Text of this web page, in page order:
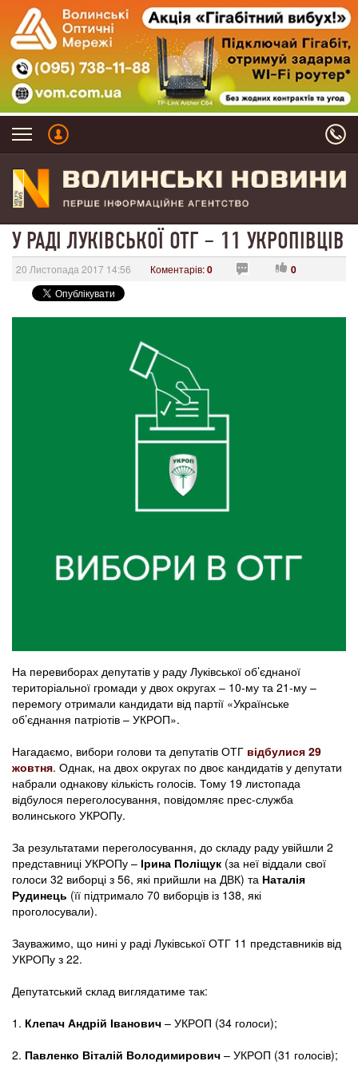
У РАДІ ЛУКІВСЬКОЇ ОТГ – 11 УКРОПІВЦІВ
20 Листопада 2017 14:56 Коментарів:0 0
На перевиборах депутатів у раду Луківської об’єднаної
територіальної громади у двох округах – 10-му та 21-му –
перемогу отримали кандидати від партії «Українське
об’єднання патріотів – УКРОП».
Нагадаємо, вибори голови та депутатів ОТГ відбулися 29
жовтня. Однак, на двох округах по двоє кандидатів у депутати
набрали однакову кількість голосів. Тому 19 листопада
відбулося переголосування, повідомляє прес-служба
волинського УКРОПу.
За результатами переголосування, до складу раду увійшли 2
представниці УКРОПу – Ірина Поліщук (за неї віддали свої
голоси 32 виборці з 56, які прийшли на ДВК) та Наталія
Рудинець (її підтримало 70 виборців із 138, які
проголосували).
Зауважимо, що нині у раді Луківської ОТГ 11 представників від
УКРОПу з 22.
Депутатський склад виглядатиме так:
1. Клепач Андрій Іванович – УКРОП (34 голоси);
2. Павленко Віталій Володимирович – УКРОП (31 голосів);